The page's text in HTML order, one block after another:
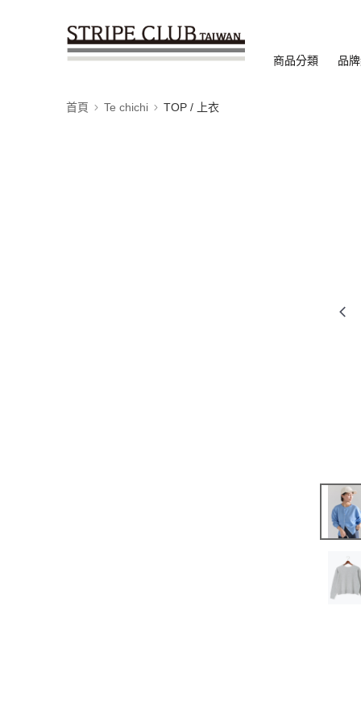
商品分類 品
首頁 Te chichi TOP / 上衣